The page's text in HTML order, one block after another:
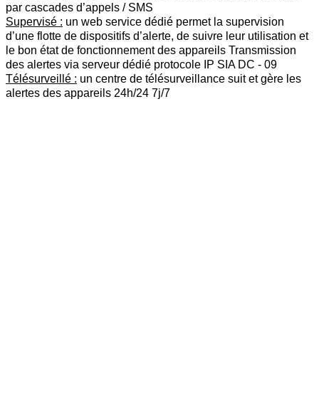
par cascades d’appels / SMS
Supervisé : un web service dédié permet la supervision
d’une flotte de dispositifs d’alerte, de suivre leur utilisation et
le bon état de fonctionnement des appareils Transmission
des alertes via serveur dédié protocole IP SIA DC - 09
Télésurveillé : un centre de télésurveillance suit et gère les
alertes des appareils 24h/24 7j/7